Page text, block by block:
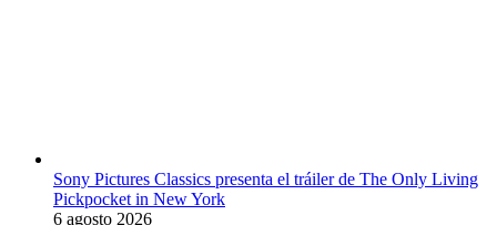
Sony Pictures Classics presenta el tráiler de The Only Living
Pickpocket in New York
6 agosto 2026